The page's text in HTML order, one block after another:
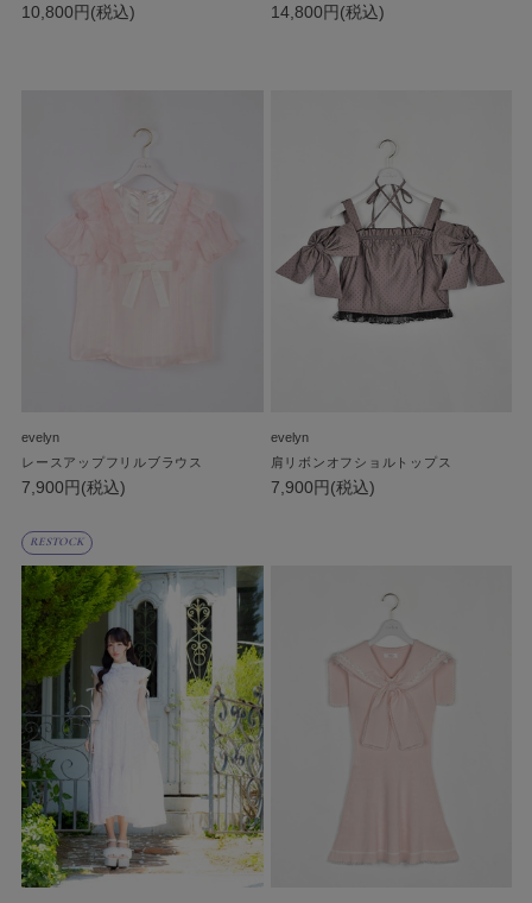
10,800円(税込) 14,800円(税込)
evelyn
レースアップフリルブラウス
7,900円(税込)
evelyn
肩リボンオフショルトップス
7,900円(税込)
RESTOCK